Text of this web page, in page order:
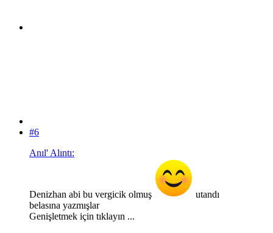
#6
Anıl' Alıntı:
Denizhan abi bu vergicik olmuş
utandı
belasına yazmışlar
Genişletmek için tıklayın ...